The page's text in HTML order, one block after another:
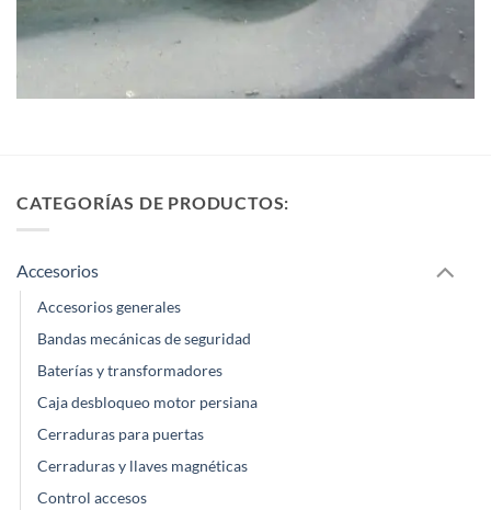
CATEGORÍAS DE PRODUCTOS:
Accesorios
Accesorios generales
Bandas mecánicas de seguridad
Baterías y transformadores
Caja desbloqueo motor persiana
Cerraduras para puertas
Cerraduras y llaves magnéticas
Control accesos